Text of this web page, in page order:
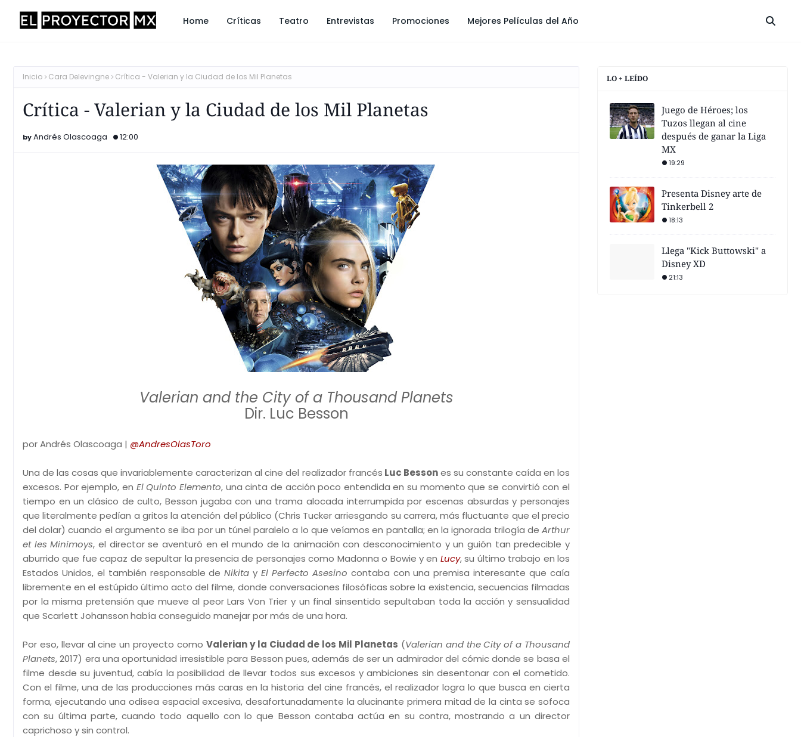
Home Críticas Teatro Entrevistas Promociones Mejores Películas del Año
Inicio Cara Delevingne Crítica - Valerian y la Ciudad de los Mil Planetas
Crítica - Valerian y la Ciudad de los Mil Planetas
Andrés Olascoaga 12:00
Valerian and the City of a Thousand Planets
Dir. Luc Besson
por Andrés Olascoaga | @AndresOlasToro
Una de las cosas que invariablemente caracterizan al cine del realizador francés Luc Bessones su constante caída en los
excesos. Por ejemplo, en El Quinto Elemento, una cinta de acción poco entendida en su momento que se convirtió con el
tiempo en un clásico de culto, Besson jugaba con una trama alocada interrumpida por escenas absurdas y personajes
que literalmente pedían a gritos la atención del público (Chris Tucker arriesgando su carrera, más fluctuante que el precio
del dolar) cuando el argumento se iba por un túnel paralelo a lo que veíamos en pantalla; en la ignorada trilogía de Arthur
et les Minimoys, el director se aventuró en el mundo de la animación con desconocimiento y un guión tan predecible y
aburrido que fue capaz de sepultar la presencia de personajes como Madonna o Bowie y en Lucy, su último trabajo en los
Estados Unidos, el también responsable deNikita yEl Perfecto Asesino contaba con una premisa interesante que caía
libremente en el estúpido último acto del filme, donde conversaciones filosóficas sobre la existencia, secuencias filmadas
por la misma pretensión que mueve al peor Lars Von Trier y un final sinsentido sepultaban toda la acción y sensualidad
que Scarlett Johanssonhabía conseguido manejar por más de una hora.
Por eso, llevar al cine un proyecto como Valerian y la Ciudad de los Mil Planetas (Valerian and the City of a Thousand
Planets, 2017) era una oportunidad irresistible para Besson pues, además de ser un admirador del cómic donde se basa el
filme desde su juventud, cabía la posibilidad de llevar todos sus excesos y ambiciones sin desentonar con el cometido.
Con el filme, una de las producciones más caras en la historia del cine francés, el realizador logra lo que busca en cierta
forma, ejecutando una odisea espacial excesiva, desafortunadamente la alucinante primera mitad de la cinta se sofoca
con su última parte, cuando todo aquello con lo que Besson contaba actúa en su contra, mostrando a un director
caprichoso y sin control.
LO + LEÍDO
Juego de Héroes; los
Tuzos llegan al cine
después de ganar la Liga
MX
19:29
Presenta Disney arte de
Tinkerbell 2
18:13
Llega "Kick Buttowski" a
Disney XD
21:13